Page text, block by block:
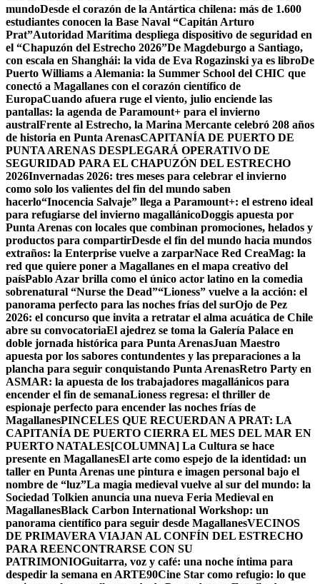
mundoDesde el corazón de la Antártica chilena: más de 1.600
estudiantes conocen la Base Naval “Capitán Arturo
Prat”Autoridad Marítima despliega dispositivo de seguridad en
el “Chapuzón del Estrecho 2026”De Magdeburgo a Santiago,
con escala en Shanghái: la vida de Eva Rogazinski ya es libroDe
Puerto Williams a Alemania: la Summer School del CHIC que
conectó a Magallanes con el corazón científico de
EuropaCuando afuera ruge el viento, julio enciende las
pantallas: la agenda de Paramount+ para el invierno
australFrente al Estrecho, la Marina Mercante celebró 208 años
de historia en Punta ArenasCAPITANÍA DE PUERTO DE
PUNTA ARENAS DESPLEGARÁ OPERATIVO DE
SEGURIDAD PARA EL CHAPUZÓN DEL ESTRECHO
2026Invernadas 2026: tres meses para celebrar el invierno
como solo los valientes del fin del mundo saben
hacerlo“Inocencia Salvaje” llega a Paramount+: el estreno ideal
para refugiarse del invierno magallánicoDoggis apuesta por
Punta Arenas con locales que combinan promociones, helados y
productos para compartirDesde el fin del mundo hacia mundos
extraños: la Enterprise vuelve a zarparNace Red CreaMag: la
red que quiere poner a Magallanes en el mapa creativo del
paísPablo Azar brilla como el único actor latino en la comedia
sobrenatural “Nurse the Dead”“Lioness” vuelve a la acción: el
panorama perfecto para las noches frías del surOjo de Pez
2026: el concurso que invita a retratar el alma acuática de Chile
abre su convocatoriaEl ajedrez se toma la Galería Palace en
doble jornada histórica para Punta ArenasJuan Maestro
apuesta por los sabores contundentes y las preparaciones a la
plancha para seguir conquistando Punta ArenasRetro Party en
ASMAR: la apuesta de los trabajadores magallánicos para
encender el fin de semanaLioness regresa: el thriller de
espionaje perfecto para encender las noches frías de
MagallanesPINCELES QUE RECUERDAN A PRAT: LA
CAPITANÍA DE PUERTO CIERRA EL MES DEL MAR EN
PUERTO NATALES[COLUMNA] La Cultura se hace
presente en MagallanesEl arte como espejo de la identidad: un
taller en Punta Arenas une pintura e imagen personal bajo el
nombre de “luz”La magia medieval vuelve al sur del mundo: la
Sociedad Tolkien anuncia una nueva Feria Medieval en
MagallanesBlack Carbon International Workshop: un
panorama científico para seguir desde MagallanesVECINOS
DE PRIMAVERA VIAJAN AL CONFÍN DEL ESTRECHO
PARA REENCONTRARSE CON SU
PATRIMONIOGuitarra, voz y café: una noche íntima para
despedir la semana en ARTE90Cine Star como refugio: lo que